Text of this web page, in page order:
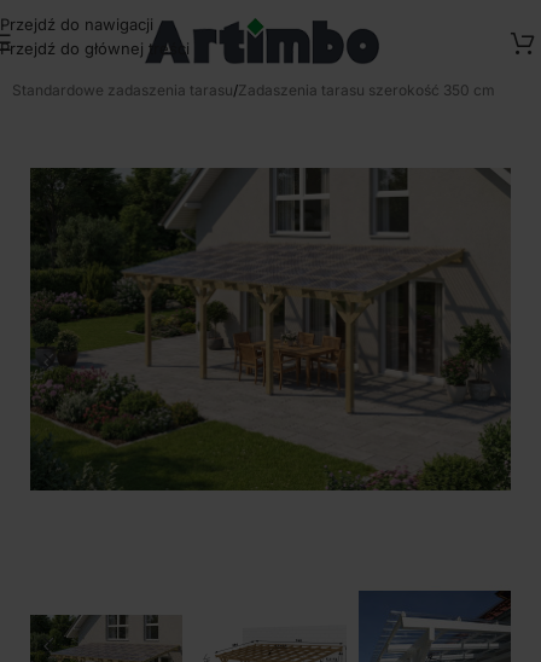
Przejdź do nawigacji
Przejdź do głównej treści
Zadaszenia tarasowe przydomowe/
Standardowe zadaszenia tarasu/Zadaszenia tarasu szerokość 350 cm